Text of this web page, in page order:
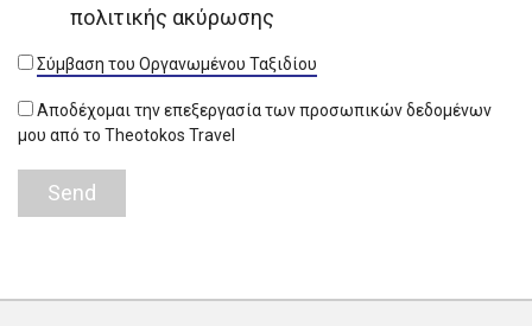
πολιτικής ακύρωσης
Σύμβαση του Οργανωμένου Ταξιδίου
Αποδέχομαι την επεξεργασία των προσωπικών δεδομένων
μου από το Theotokos Travel